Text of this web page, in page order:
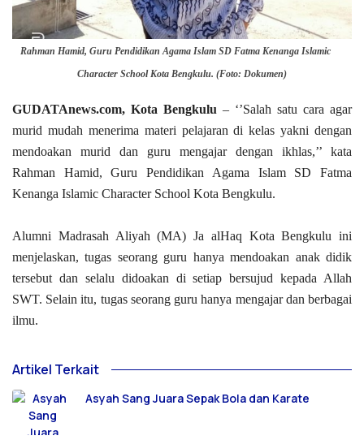
Rahman Hamid, Guru Pendidikan Agama Islam SD Fatma Kenanga Islamic
Character School Kota Bengkulu. (Foto: Dokumen)
GUDATAnews.com, Kota Bengkulu – ‘’Salah satu cara agar
murid mudah menerima materi pelajaran di kelas yakni dengan
mendoakan murid dan guru mengajar dengan ikhlas,’’ kata
Rahman Hamid, Guru Pendidikan Agama Islam SD Fatma
Kenanga Islamic Character School Kota Bengkulu.
Alumni Madrasah Aliyah (MA) Ja alHaq Kota Bengkulu ini
menjelaskan, tugas seorang guru hanya mendoakan anak didik
tersebut dan selalu didoakan di setiap bersujud kepada Allah
SWT. Selain itu, tugas seorang guru hanya mengajar dan berbagai
ilmu.
Artikel Terkait
Asyah Sang Juara Sepak Bola dan Karate